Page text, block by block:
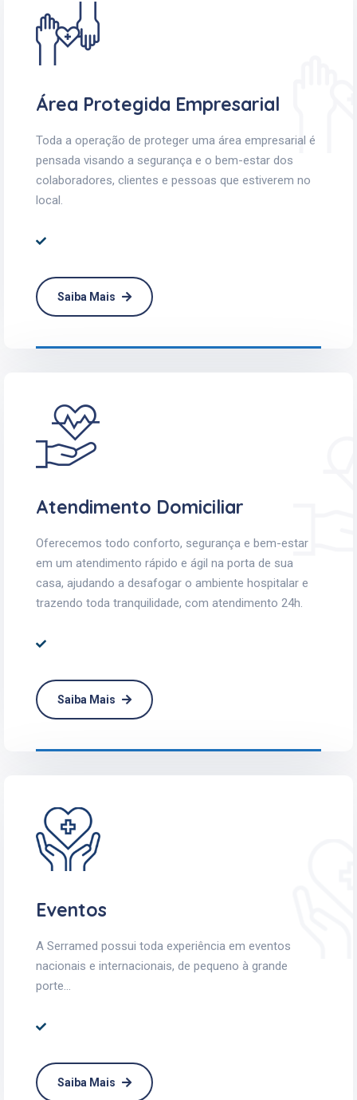
Área Protegida Empresarial
Toda a operação de proteger uma área empresarial é
pensada visando a segurança e o bem-estar dos
colaboradores, clientes e pessoas que estiverem no
local.
Saiba Mais
Atendimento Domiciliar
Oferecemos todo conforto, segurança e bem-estar
em um atendimento rápido e ágil na porta de sua
casa, ajudando a desafogar o ambiente hospitalar e
trazendo toda tranquilidade, com atendimento 24h.
Saiba Mais
Eventos
A Serramed possui toda experiência em eventos
nacionais e internacionais, de pequeno à grande
porte...
Saiba Mais